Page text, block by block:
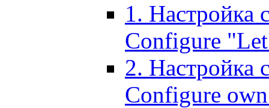
1. Настройка
Configure
2. Настройка
Configure